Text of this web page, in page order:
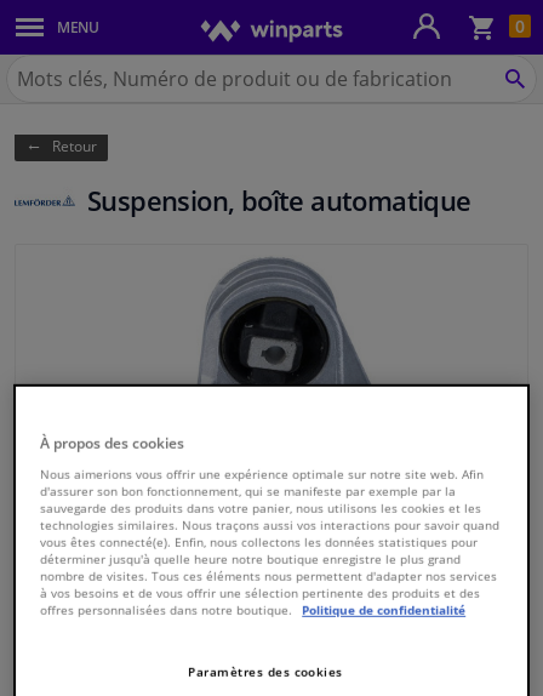
0
MENU
Carrosserie & tôles
Feux & ampoules
Freinage
Système d'échappement
Châssis & transmission
Refroidissement & chauffage
Filtres & liquides
Bagages & transport
Fenêtres & accessoires
Intérieur & ameublement
Chercher
Winparts.be
Retour
Suspension, boîte automatique
Numéro de produit d'origine:1290514
À propos des cookies
Nous aimerions vous offrir une expérience optimale sur notre site web. Afin
d'assurer son bon fonctionnement, qui se manifeste par exemple par la
sauvegarde des produits dans votre panier, nous utilisons les cookies et les
technologies similaires. Nous traçons aussi vos interactions pour savoir quand
vous êtes connecté(e). Enfin, nous collectons les données statistiques pour
déterminer jusqu'à quelle heure notre boutique enregistre le plus grand
nombre de visites. Tous ces éléments nous permettent d'adapter nos services
à vos besoins et de vous offrir une sélection pertinente des produits et des
offres personnalisées dans notre boutique.
Politique de confidentialité
Paramètres des cookies